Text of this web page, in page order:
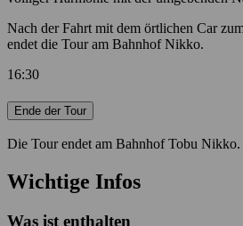
Nach der Fahrt mit dem örtlichen Car
endet die Tour am Bahnhof Nikko.
16:30
Ende der Tour
Die Tour endet am Bahnhof Tobu Nikko.
Wichtige Infos
Was ist enthalten